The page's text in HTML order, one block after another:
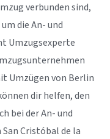
verbunden sind,
die An- und
Umzugsexperte
Umzügen von Berlin
dir helfen, den
bei der An- und
Cristóbal de la